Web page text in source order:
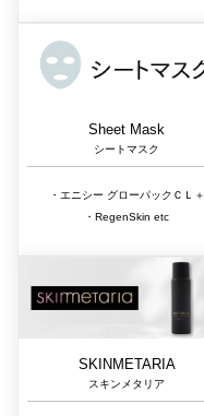
Sheet Mask
シートマスク
・エニシー グローパックＣＬ＋
・RegenSkin etc
SKINMETARIA
スキンメタリア